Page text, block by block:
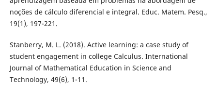
noções de cálculo diferencial e integral. Educ. Matem. Pesq.,
19(1), 197-221.
Stanberry, M. L. (2018). Active learning: a case study of
student engagement in college Calculus. International
Journal of Mathematical Education in Science and
Technology, 49(6), 1-11.